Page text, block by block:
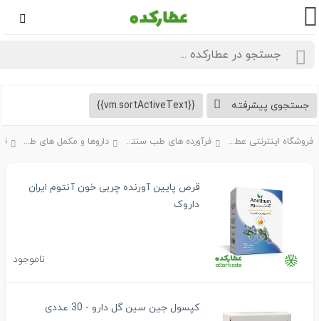
پیشرفته
فروشگاه اینترنتی عطارکده فرآورده های طب سنتی داروها و مکمل های طبیعی
قرص پایین آورنده چربی خون آنتوم ایران
داروک
ناموجود
کپسول جین سین گل دارو - 30 عددی